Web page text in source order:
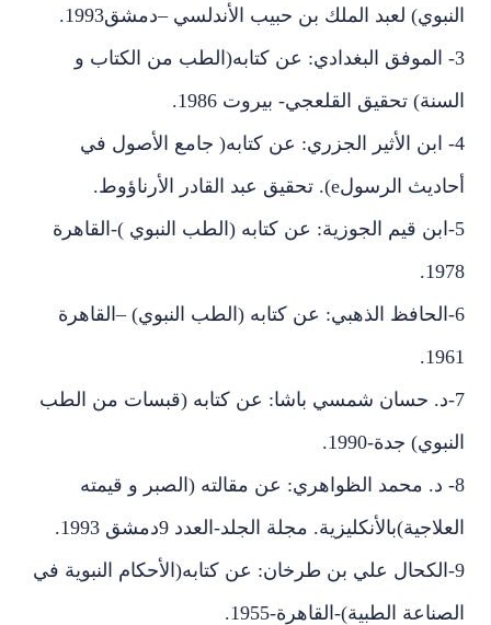
النبوي) لعبد الملك بن حبيب الأندلسي –دمشق1993.
3- الموفق البغدادي: عن كتابه(الطب من الكتاب و
السنة) تحقيق القلعجي- بيروت 1986.
4- ابن الأثير الجزري: عن كتابه( جامع الأصول في
أحاديث الرسولe). تحقيق عبد القادر الأرناؤوط.
5-ابن قيم الجوزية: عن كتابه (الطب النبوي )-القاهرة
1978.
6-الحافظ الذهبي: عن كتابه (الطب النبوي) –القاهرة
1961.
7-د. حسان شمسي باشا: عن كتابه (قبسات من الطب
النبوي) جدة-1990.
8- د. محمد الظواهري: عن مقالته (الصبر و قيمته
العلاجية)بالأنكليزية. مجلة الجلد-العدد 9دمشق 1993.
9-الكحال علي بن طرخان: عن كتابه(الأحكام النبوية في
الصناعة الطبية)-القاهرة-1955.